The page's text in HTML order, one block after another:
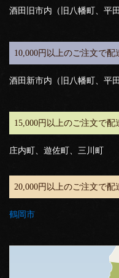
酒田旧市内（旧八幡町、平
10,000円以上のご注文で
酒田新市内（旧八幡町、平
15,000円以上のご注文で
庄内町、遊佐町、三川町
20,000円以上のご注文で
鶴岡市